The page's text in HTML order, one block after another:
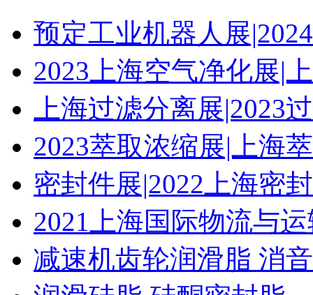
预定工业机器人展
2023上海空气净化展|
上海过滤分离展|2023
2023萃取浓缩展|上海
密封件展|2022上海密
2021上海国际物流与
减速机齿轮润滑脂 消